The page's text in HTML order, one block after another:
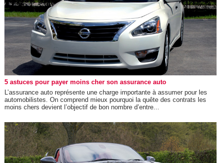
5 astuces pour payer moins cher son assurance auto
L’assurance auto représente une charge importante à assumer pour les
automobilistes. On comprend mieux pourquoi la quête des contrats les
moins chers devient l’objectif de bon nombre d’entre...